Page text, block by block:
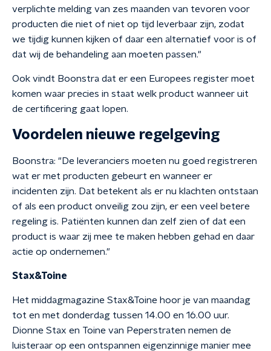
verplichte melding van zes maanden van tevoren voor
producten die niet of niet op tijd leverbaar zijn, zodat
we tijdig kunnen kijken of daar een alternatief voor is of
dat wij de behandeling aan moeten passen."
Ook vindt Boonstra dat er een Europees register moet
komen waar precies in staat welk product wanneer uit
de certificering gaat lopen.
Voordelen nieuwe regelgeving
Boonstra: "De leveranciers moeten nu goed registreren
wat er met producten gebeurt en wanneer er
incidenten zijn. Dat betekent als er nu klachten ontstaan
of als een product onveilig zou zijn, er een veel betere
regeling is. Patiënten kunnen dan zelf zien of dat een
product is waar zij mee te maken hebben gehad en daar
actie op ondernemen."
Stax&Toine
Het middagmagazine Stax&Toine hoor je van maandag
tot en met donderdag tussen 14.00 en 16.00 uur.
Dionne Stax en Toine van Peperstraten nemen de
luisteraar op een ontspannen eigenzinnige manier mee